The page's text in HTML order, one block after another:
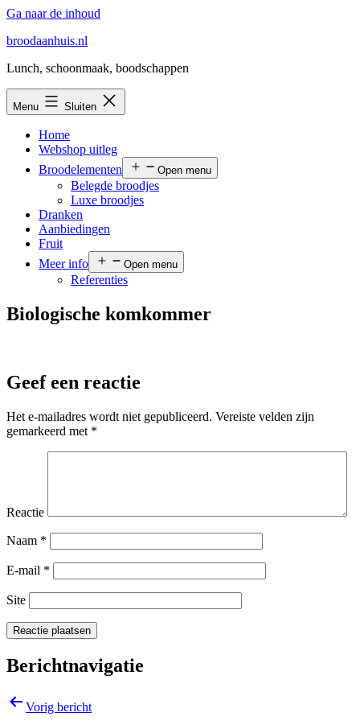
Ga naar de inhoud
broodaanhuis.nl
Lunch, schoonmaak, boodschappen
Menu Sluiten
Home
Webshop uitleg
Broodelementen
Open menu
Belegde broodjes
Luxe broodjes
Dranken
Aanbiedingen
Fruit
Meer info
Open menu
Referenties
Biologische komkommer
Geef een reactie
Het e-mailadres wordt niet gepubliceerd. Vereiste velden zijn
gemarkeerd met *
Reactie
Naam *
E-mail *
Site
Berichtnavigatie
Vorig bericht